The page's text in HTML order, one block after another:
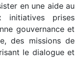
en une aide au
initiatives prises
gouvernance et
des missions de
le dialogue et